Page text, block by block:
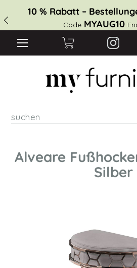
10 % Rabatt –
CodeMYAUG10
Alveare
Silber